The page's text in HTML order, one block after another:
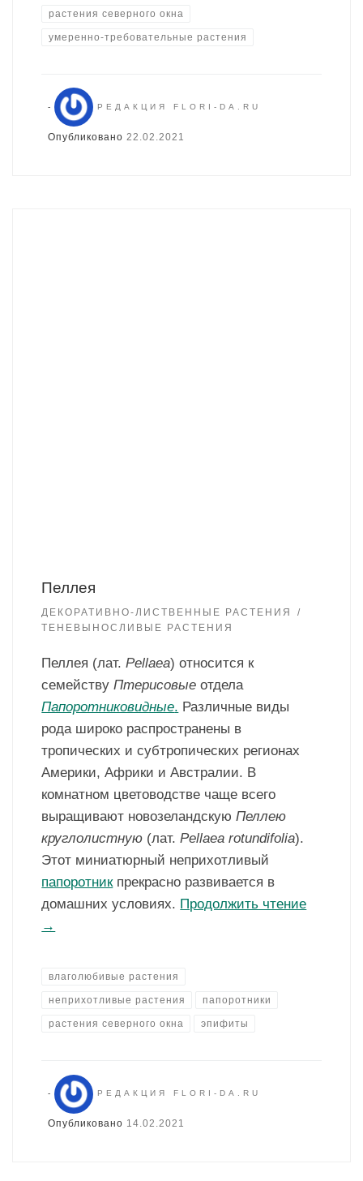
растения северного окна
умеренно-требовательные растения
- РЕДАКЦИЯ FLORI-DA.RU
Опубликовано22.02.2021
Пеллея
ДЕКОРАТИВНО-ЛИСТВЕННЫЕ РАСТЕНИЯ
ТЕНЕВЫНОСЛИВЫЕ РАСТЕНИЯ
Пеллея (лат.Pellaea) относится к
семействуПтерисовые отдела
Папоротниковидные. Различные виды
рода широко распространены в
тропических и субтропических регионах
Америки, Африки и Австралии. В
комнатном цветоводстве чаще всего
выращивают новозеландскуюПеллею
круглолистную (лат.Pellaearotundifolia).
Этот миниатюрный неприхотливый
папоротникпрекрасно развивается в
домашних условиях. Продолжить чтение
→
влаголюбивые растения
неприхотливые растения папоротники
растения северного окна эпифиты
- РЕДАКЦИЯ FLORI-DA.RU
Опубликовано 14.02.2021